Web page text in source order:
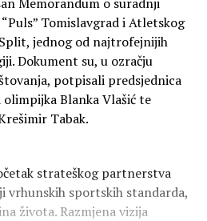
Tomislavgrad i Atletskog
jednog od najtrofejnijih
Dokument su, u ozračju
potpisali predsjednica
Blanka Vlašić te
Tabak.
strateškog partnerstva
vrhunskih sportskih standarda,
života. Razmjena vizija